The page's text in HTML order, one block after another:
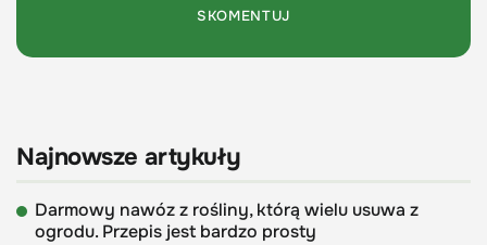
Najnowsze artykuły
Darmowy nawóz z rośliny, którą wielu usuwa z
ogrodu. Przepis jest bardzo prosty